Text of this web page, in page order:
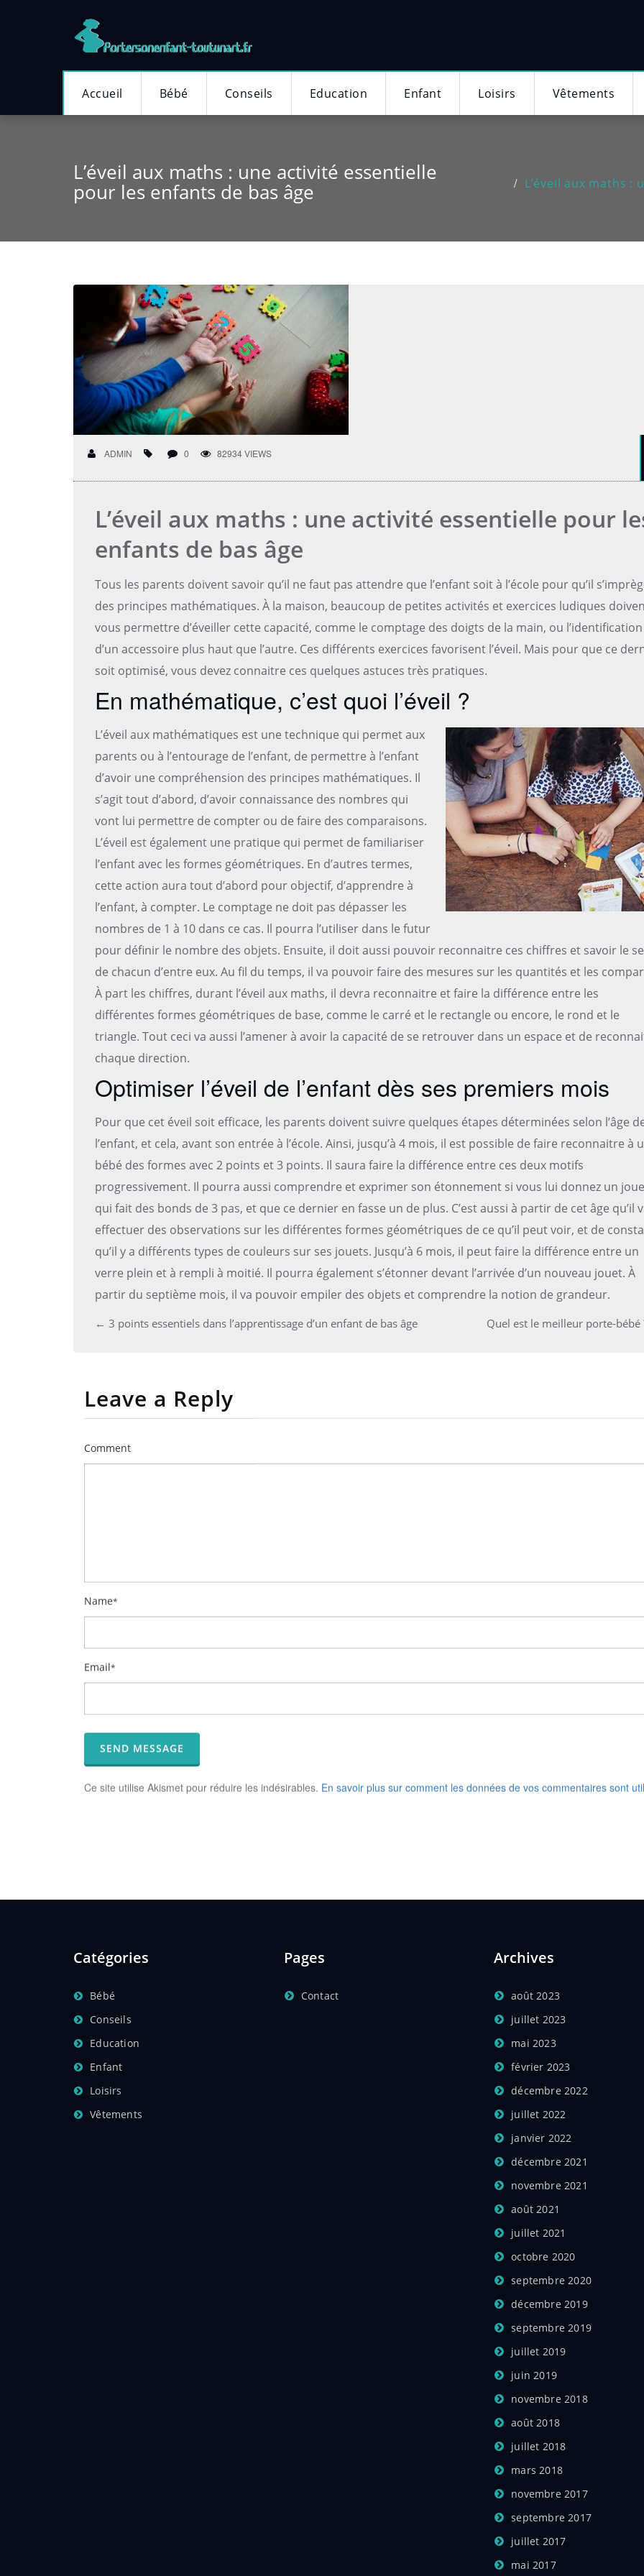
Accueil Bébé Conseils Education Enfant Loisirs Vêtements
L’éveil aux maths : une activité essentielle
pour les enfants de bas âge L’éveil aux maths
ADMIN 0 82934 VIEWS
L’éveil aux maths : une activité essentielle pour
enfants de bas âge
Tous les parents doivent savoir qu’il ne faut pas attendre que l’enfant soit à l’école pour qu’il
des principes mathématiques. À la maison, beaucoup de petites activités et exercices ludiques
vous permettre d’éveiller cette capacité, comme le comptage des doigts de la main, ou l’identification
d’un accessoire plus haut que l’autre. Ces différents exercices favorisent l’éveil. Mais pour que ce
soit optimisé, vous devez connaitre ces quelques astuces très pratiques.
En mathématique, c’est quoi l’éveil ?
L’éveil aux mathématiques est une technique qui permet aux
parents ou à l’entourage de l’enfant, de permettre à l’enfant
d’avoir une compréhension des principes mathématiques. Il
s’agit tout d’abord, d’avoir connaissance des nombres qui
vont lui permettre de compter ou de faire des comparaisons.
L’éveil est également une pratique qui permet de familiariser
l’enfant avec les formes géométriques. En d’autres termes,
cette action aura tout d’abord pour objectif, d’apprendre à
l’enfant, à compter. Le comptage ne doit pas dépasser les
nombres de 1 à 10 dans ce cas. Il pourra l’utiliser dans le futur
pour définir le nombre des objets. Ensuite, il doit aussi pouvoir reconnaitre ces chiffres et savoir le
de chacun d’entre eux. Au fil du temps, il va pouvoir faire des mesures sur les quantités et les
À part les chiffres, durant l’éveil aux maths, il devra reconnaitre et faire la différence entre les
différentes formes géométriques de base, comme le carré et le rectangle ou encore, le rond et le
triangle. Tout ceci va aussi l’amener à avoir la capacité de se retrouver dans un espace et de
chaque direction.
Optimiser l’éveil de l’enfant dès ses premiers mois
Pour que cet éveil soit efficace, les parents doivent suivre quelques étapes déterminées selon l’âge
l’enfant, et cela, avant son entrée à l’école. Ainsi, jusqu’à 4 mois, il est possible de faire reconnaitre à
bébé des formes avec 2 points et 3 points. Il saura faire la différence entre ces deux motifs
progressivement. Il pourra aussi comprendre et exprimer son étonnement si vous lui donnez un
qui fait des bonds de 3 pas, et que ce dernier en fasse un de plus. C’est aussi à partir de cet âge qu’il
effectuer des observations sur les différentes formes géométriques de ce qu’il peut voir, et de
qu’il y a différents types de couleurs sur ses jouets. Jusqu’à 6 mois, il peut faire la différence entre un
verre plein et à rempli à moitié. Il pourra également s’étonner devant l’arrivée d’un nouveau jouet. À
partir du septième mois, il va pouvoir empiler des objets et comprendre la notion de grandeur.
Post
← 3 points essentiels dans l’apprentissage d’un enfant de bas âge Quel est le meilleur porte-bébé
Leave a Reply
Comment
Name*
Email*
Ce site utilise Akismet pour réduire les indésirables. En savoir plus sur comment les données de vos commentaires sont
Catégories
Bébé
Conseils
Education
Enfant
Loisirs
Vêtements
Pages
Contact
Archives
août 2023
juillet 2023
mai 2023
février 2023
décembre 2022
juillet 2022
janvier 2022
décembre 2021
novembre 2021
août 2021
juillet 2021
octobre 2020
septembre 2020
décembre 2019
septembre 2019
juillet 2019
juin 2019
novembre 2018
août 2018
juillet 2018
mars 2018
novembre 2017
septembre 2017
juillet 2017
mai 2017